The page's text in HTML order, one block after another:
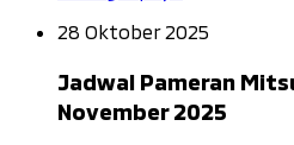
28 Oktober 2025
Jadwal Pameran
November 2025